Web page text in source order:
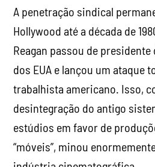
trabalhista americano. Isso,
desintegração do antigo
estúdios em favor de
“móveis”, minou
indústria cinematográfica.
O cinema moderno de
que já foi. As sementes de
rastreadas até o gangsterismo